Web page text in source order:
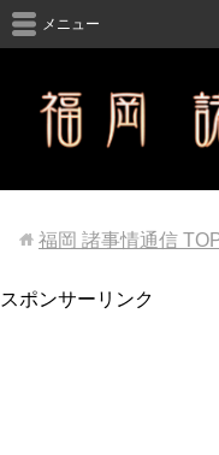
メニュー
福岡 諸事情通信
スポンサーリンク